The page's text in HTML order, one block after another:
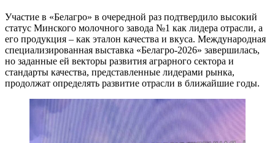
Участие в «Белагро» в очередной раз подтвердило высокий
статус Минского молочного завода №1 как лидера отрасли, а
его продукция – как эталон качества и вкуса. Международная
специализированная выставка «Белагро-2026» завершилась,
но заданные ей векторы развития аграрного сектора и
стандарты качества, представленные лидерами рынка,
продолжат определять развитие отрасли в ближайшие годы.